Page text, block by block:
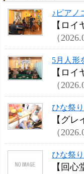
♪ピアノ
【ロイ
（
5月人形
【ロイ
（
ひな祭
【グレ
（
ひな祭
【回心